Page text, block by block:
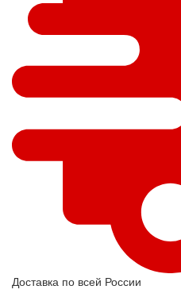
Доставка по всей России